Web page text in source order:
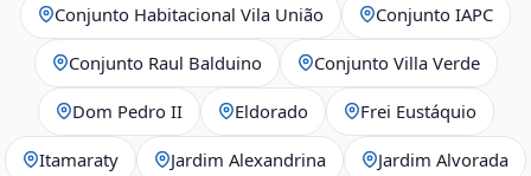
Conjunto Habitacional Vila União Conjunto IAPC
Conjunto Raul Balduino Conjunto Villa Verde
Dom Pedro II Eldorado Frei Eustáquio
Itamaraty Jardim Alexandrina Jardim Alvorada